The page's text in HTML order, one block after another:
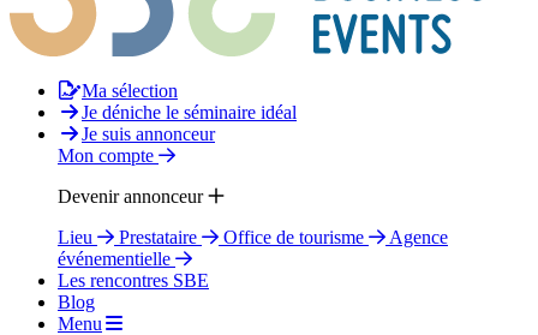
Ma sélection
Je déniche le séminaire idéal
Je suis annonceur
Mon compte
Devenir annonceur
Lieu
Prestataire Office de tourisme
Agence
événementielle
Les rencontres SBE
Blog
Menu